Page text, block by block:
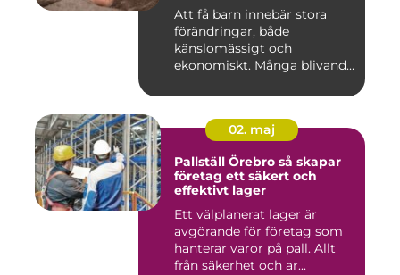
Att få barn innebär stora
förändringar, både
känslomässigt och
ekonomiskt. Många blivande
02. maj
Pallställ Örebro så skapar
företag ett säkert och
effektivt lager
Ett välplanerat lager är
avgörande för företag som
hanterar varor på pall. Allt
från säkerhet och ar...